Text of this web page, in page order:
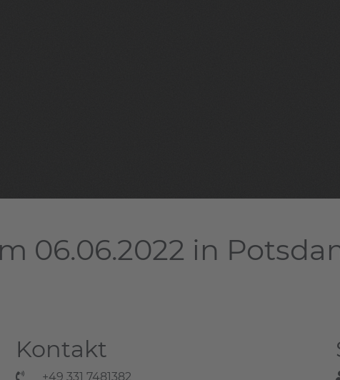
06.06.2022 in
Kontakt
+49 331 7481382